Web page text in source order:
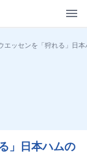
エッセンを「狩れる」日
」日本ハムの